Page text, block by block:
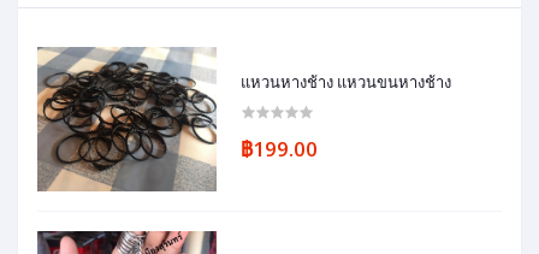
แหวนหางช้าง แหวนขนหางช้าง
฿199.00